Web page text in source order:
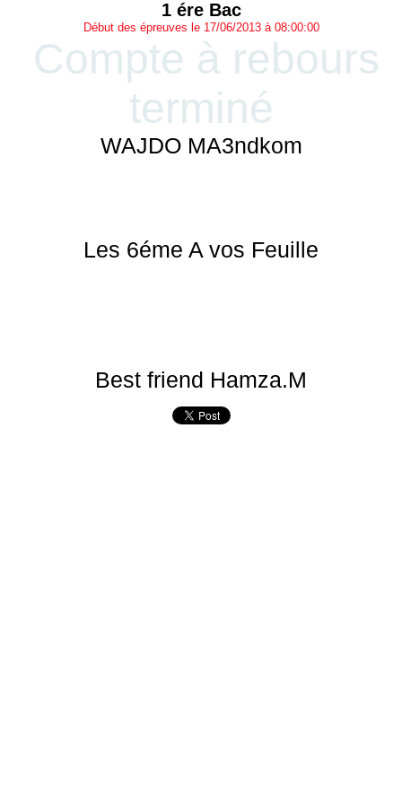
1 ére Bac
Début des épreuves le 17/06/2013 à 08:00:00
Compte à rebours
terminé
WAJDO MA3ndkom
Les 6éme A vos Feuille
Best friend Hamza.M